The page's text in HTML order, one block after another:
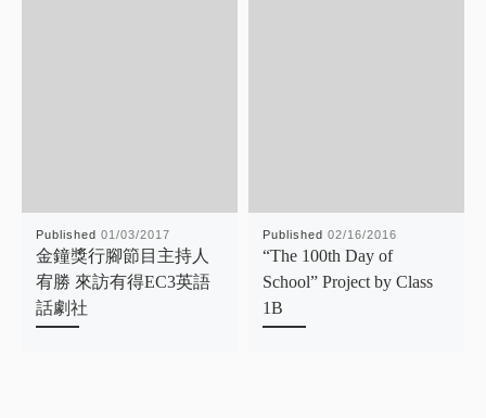
Published 01/03/2017
金鐘獎行腳節目主持人
宥勝 來訪有得EC3英語
話劇社
Published 02/16/2016
“The 100th Day of
School” Project by Class
1B